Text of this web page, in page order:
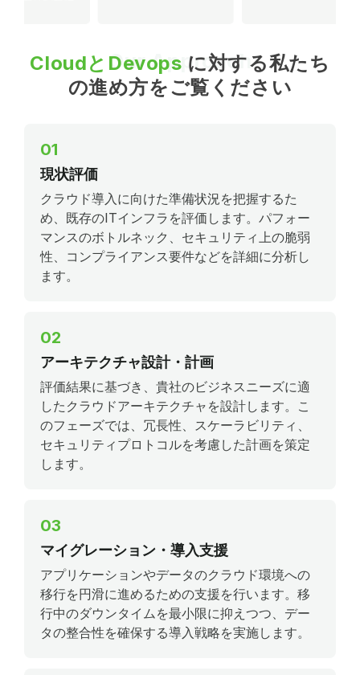
Our Approach
CloudとDevops に対する私たち
の進め方をご覧ください
01
現状評価
クラウド導入に向けた準備状況を把握するた
め、既存のITインフラを評価します。パフォー
マンスのボトルネック、セキュリティ上の脆弱
性、コンプライアンス要件などを詳細に分析し
ます。
02
アーキテクチャ設計・計画
評価結果に基づき、貴社のビジネスニーズに適
したクラウドアーキテクチャを設計します。こ
のフェーズでは、冗長性、スケーラビリティ、
セキュリティプロトコルを考慮した計画を策定
します。
03
マイグレーション・導入支援
アプリケーションやデータのクラウド環境への
移行を円滑に進めるための支援を行います。移
行中のダウンタイムを最小限に抑えつつ、デー
タの整合性を確保する導入戦略を実施します。